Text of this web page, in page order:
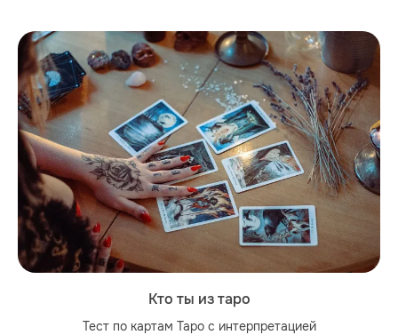
Кто ты из таро
Тест по картам Таро с интерпретацией